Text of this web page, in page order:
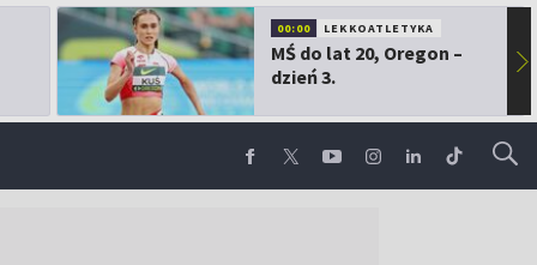
00:00 LEKKOATLETYKA
MŚ do lat 20, Oregon –
dzień 3.
▶